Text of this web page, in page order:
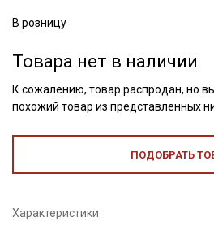
В розницу
Товара нет в наличии
К сожалению, товар распродан, но
похожий товар из представленных
ПОДОБРАТЬ
Характеристики